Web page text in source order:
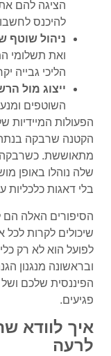
הציגה להם
להיכנס
ניהול שוטף
ואת תשלומי
הליכי גבייה
ייצוג מול
השוטפים
הפעולות המיידיות
הקטנה שרבקה
מתאוששת. כשרבקה
שלה נוהלו באופן
בלי דאגות כלכליות
הסיפורים האלה הם
שיכולים לקרות לכל
לפועל הוא לא רק
ובראשונה מנגנון
הפיננסית שלכם
פגיעים.
איך לוודא
לרעה